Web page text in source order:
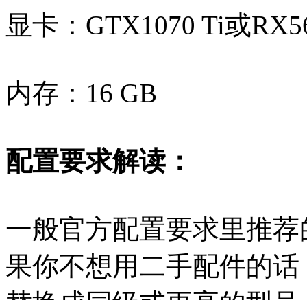
显卡：GTX1070 Ti或
内存：16 GB
配置要求解读：
一般官方配置要求里推
果你不想用二手配件的